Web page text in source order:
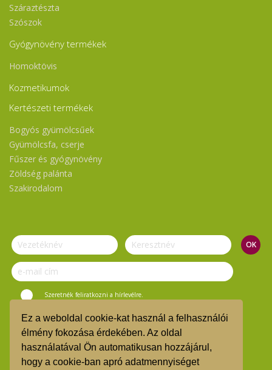
Ez a weboldal cookie-kat használ a felhasználói
élmény fokozása érdekében. Az oldal
használatával Ön automatikusan hozzájárul,
hogy a cookie-ban apró adatmennyiséget
Száraztészta
Szószok
Gyógynövény termékek
Homoktövis
Kozmetikumok
Kertészeti termékek
Bogyós gyümölcsűek
Gyümölcsfa, cserje
Fűszer és gyógynövény
Zöldség palánta
Szakirodalom
Szeretnék feliratkozni a hírlevélre.
© Vasi Zöld Kosár 2019.
ÁSZF